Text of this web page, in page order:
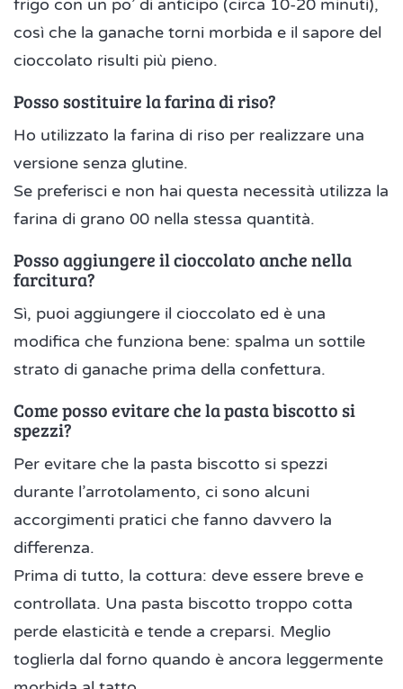
frigo con un po’ di anticipo (circa 10-20 minuti),
così che la ganache torni morbida e il sapore del
cioccolato risulti più pieno.
Posso sostituire la farina di riso?
Ho utilizzato la farina di riso per realizzare una
versione senza glutine.
Se preferisci e non hai questa necessità utilizza la
farina di grano 00 nella stessa quantità.
Posso aggiungere il cioccolato anche nella
farcitura?
Sì, puoi aggiungere il cioccolato ed è una
modifica che funziona bene: spalma un sottile
strato di ganache prima della confettura.
Come posso evitare che la pasta biscotto si
spezzi?
Per evitare che la pasta biscotto si spezzi
durante l’arrotolamento, ci sono alcuni
accorgimenti pratici che fanno davvero la
differenza.
Prima di tutto, la cottura: deve essere breve e
controllata. Una pasta biscotto troppo cotta
perde elasticità e tende a creparsi. Meglio
toglierla dal forno quando è ancora leggermente